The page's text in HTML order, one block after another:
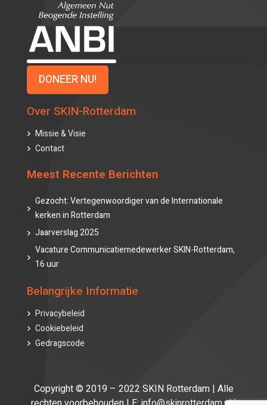
DONEER NU!
Over SKIN-Rotterdam
Missie & Visie
Contact
Meest Recente Berichten
Gezocht: Vertegenwoordiger van de Internationale
kerken in Rotterdam
Jaarverslag 2025
Vacature Communicatiemedewerker SKIN-Rotterdam,
16 uur
Belangrijke Informatie
Privacybeleid
Cookiebeleid
Gedragscode
Copyright © 2019 – 2022 SKIN Rotterdam | Alle